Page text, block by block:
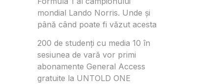
mondial Lando Norris. Unde și
până când poate fi văzut acesta
200 de studenți cu media 10 în
sesiunea de vară vor primi
abonamente General Access
gratuite la UNTOLD ONE